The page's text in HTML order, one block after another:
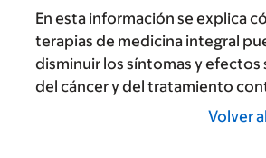
En esta información se explica
terapias de medicina integral
disminuir los síntomas y efectos
del cáncer y del tratamiento
Volver